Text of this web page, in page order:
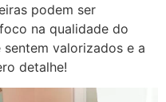
podem ser
na qualidade do
valorizados e a
detalhe!